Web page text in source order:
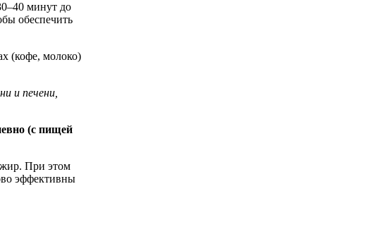
минут до
обеспечить
(кофе, молоко)
и печени,
(с пищей
При этом
эффективны